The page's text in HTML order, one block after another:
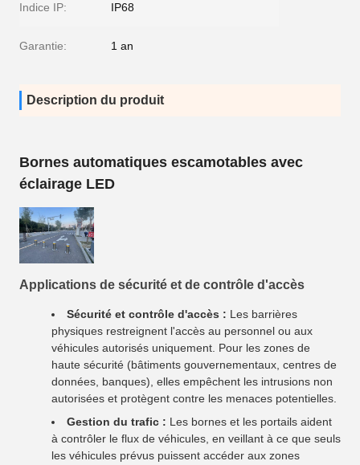
Indice IP: IP68
Garantie: 1 an
Description du produit
Bornes automatiques escamotables avec
éclairage LED
Applications de sécurité et de contrôle d'accès
Sécurité et contrôle d'accès : Les barrières
physiques restreignent l'accès au personnel ou aux
véhicules autorisés uniquement. Pour les zones de
haute sécurité (bâtiments gouvernementaux, centres de
données, banques), elles empêchent les intrusions non
autorisées et protègent contre les menaces potentielles.
Gestion du trafic : Les bornes et les portails aident
à contrôler le flux de véhicules, en veillant à ce que seuls
les véhicules prévus puissent accéder aux zones